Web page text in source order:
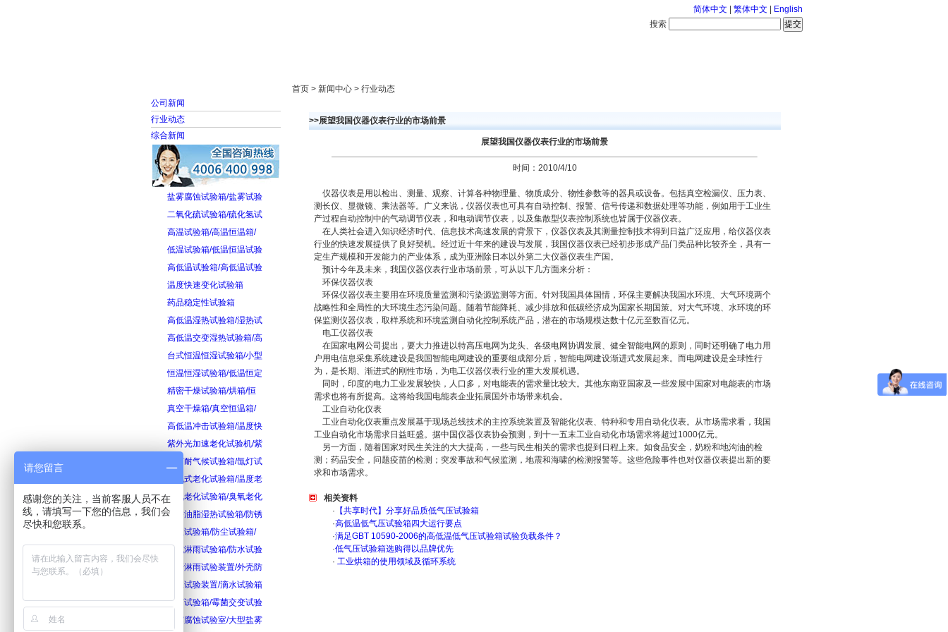
简体中文 繁体中文
English
搜索
公司新闻
行业动态
综合新闻
盐雾腐蚀试验箱/盐雾试验
二氧化硫试验箱/硫化氢试
高温试验箱/高温恒温箱/
低温试验箱/低温恒温试验
高低温试验箱/高低温试验
温度快速变化试验箱
药品稳定性试验箱
高低温湿热试验箱/湿热试
高低温交变湿热试验箱/高
台式恒温恒湿试验箱/小型
恒温恒湿试验箱/低温恒定
精密干燥试验箱/烘箱/恒
真空干燥箱/真空恒温箱/
高低温冲击试验箱/温度快
紫外光加速老化试验机/紫
氙灯耐气候试验箱/氙灯试
换气式老化试验箱/温度老
臭氧老化试验箱/臭氧老化
防锈油脂湿热试验箱/防锈
砂尘试验箱/防尘试验箱/
箱式淋雨试验箱/防水试验
摆管淋雨试验装置/外壳防
滴水试验装置/滴水试验箱
霉菌试验箱/霉菌交变试验
盐雾腐蚀试验室/大型盐雾
首页 > 新闻中心 > 行业动态
>>展望我国仪器仪表行业的市场前景
展望我国仪器仪表行业的市场前景
时间：2010/4/10
仪器仪表是用以检出、测量、观察、计算各种物理量、物质成分、物性参数等的器具或设备。包括真空检漏仪、压力表、
测长仪、显微镜、乘法器等。广义来说，仪器仪表也可具有自动控制、报警、信号传递和数据处理等功能，例如用于工业生
产过程自动控制中的气动调节仪表，和电动调节仪表，以及集散型仪表控制系统也皆属于仪器仪表。
在人类社会进入知识经济时代、信息技术高速发展的背景下，仪器仪表及其测量控制技术得到日益广泛应用，给仪器仪表
行业的快速发展提供了良好契机。经过近十年来的建设与发展，我国仪器仪表已经初步形成产品门类品种比较齐全，具有一
定生产规模和开发能力的产业体系，成为亚洲除日本以外第二大仪器仪表生产国。
预计今年及未来，我国仪器仪表行业市场前景，可从以下几方面来分析：
环保仪器仪表
环保仪器仪表主要用在环境质量监测和污染源监测等方面。针对我国具体国情，环保主要解决我国水环境、大气环境两个
战略性和全局性的大环境生态污染问题。随着节能降耗、减少排放和低碳经济成为国家长期国策。对大气环境、水环境的环
保监测仪器仪表，取样系统和环境监测自动化控制系统产品，潜在的市场规模达数十亿元至数百亿元。
电工仪器仪表
在国家电网公司提出，要大力推进以特高压电网为龙头、各级电网协调发展、健全智能电网的原则，同时还明确了电力用
户用电信息采集系统建设是我国智能电网建设的重要组成部分后，智能电网建设渐进式发展起来。而电网建设是全球性行
为，是长期、渐进式的刚性市场，为电工仪器仪表行业的重大发展机遇。
同时，印度的电力工业发展较快，人口多，对电能表的需求量比较大。其他东南亚国家及一些发展中国家对电能表的市场
需求也将有所提高。这将给我国电能表企业拓展国外市场带来机会。
工业自动化仪表
工业自动化仪表重点发展基于现场总线技术的主控系统装置及智能化仪表、特种和专用自动化仪表。从市场需求看，我国
工业自动化市场需求日益旺盛。据中国仪器仪表协会预测，到十一五末工业自动化市场需求将超过1000亿元。
另一方面，随着国家对民生关注的大大提高，一些与民生相关的需求也提到日程上来。如食品安全，奶粉和地沟油的检
测；药品安全，问题疫苗的检测；突发事故和气候监测，地震和海啸的检测报警等。这些危险事件也对仪器仪表提出新的要
求和市场需求。
相关资料
· 【共享时代】分享好品质低气压试验箱
·高低温低气压试验箱四大运行要点
·满足GBT 10590-2006的高低温低气压试验箱试验负载条件？
·低气压试验箱选购得以品牌优先
· 工业烘箱的使用领域及循环系统
请您留言
感谢您的关注，当前客服人员不在
线，请填写一下您的信息，我们会
尽快和您联系。